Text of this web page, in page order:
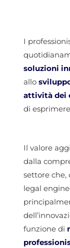
I
soluzioni
allo
attività dei
di
Il valore
dalla
settore che,
legal
funzione di